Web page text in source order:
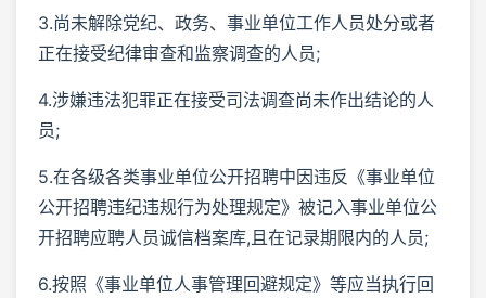
3.尚未解除党纪、政务、事业单位工作人员处分或者
正在接受纪律审查和监察调查的人员;
4.涉嫌违法犯罪正在接受司法调查尚未作出结论的人
员;
5.在各级各类事业单位公开招聘中因违反《事业单位
公开招聘违纪违规行为处理规定》被记入事业单位公
开招聘应聘人员诚信档案库,且在记录期限内的人员;
6.按照《事业单位人事管理回避规定》等应当执行回